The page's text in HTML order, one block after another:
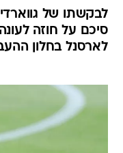
סיכם על חוזה
לארסנל בחלון